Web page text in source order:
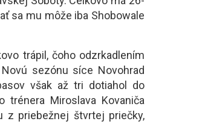
sa mu môže iba Shobowale
trápil, čoho odzrkadlením
sezónu síce Novohrad
však až tri dotiahol do
trénera Miroslava Kovaniča
z priebežnej štvrtej priečky,